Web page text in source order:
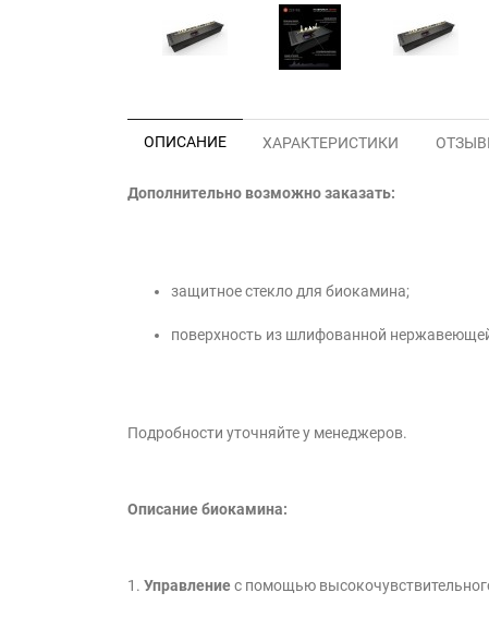
ОПИСАНИЕ ХАРАКТЕРИСТИКИ
Дополнительно возможно заказать:
защитное стекло для биокамина;
поверхность из шлифованной
Подробности уточняйте у менеджеров.
Описание биокамина:
1. Управлениес помощью